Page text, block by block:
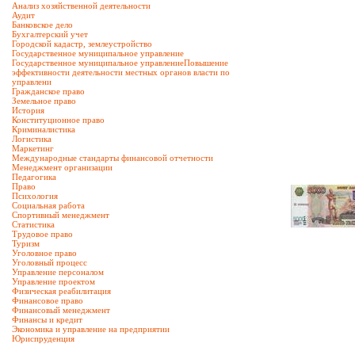
Анализ хозяйственной деятельности
Аудит
Банковское дело
Бухгалтерский учет
Городской кадастр, землеустройство
Государственное муниципальное управление
Государственное муниципальное управлениеПовышение
эффективности деятельности местных органов власти по
управлени
Гражданское право
Земельное право
История
Конституционное право
Криминалистика
Логистика
Маркетинг
Международные стандарты финансовой отчетности
Менеджмент организации
Педагогика
Право
Психология
Социальная работа
Спортивный менеджмент
Статистика
Трудовое право
Туризм
Уголовное право
Уголовный процесс
Управление персоналом
Управление проектом
Физическая реабилитация
Финансовое право
Финансовый менеджмент
Финансы и кредит
Экономика и управление на предприятии
Юриспруденция